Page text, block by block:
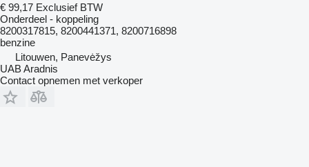
€ 99,17 Exclusief BTW
Onderdeel - koppeling
8200317815, 8200441371, 8200716898
benzine
Litouwen, Panevėžys
UAB Aradnis
Contact opnemen met verkoper